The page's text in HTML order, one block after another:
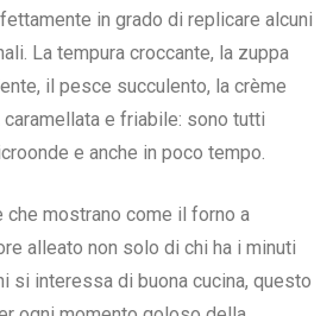
in grado di replicare alcuni
La tempura croccante, la zuppa
il pesce succulento, la crème
e friabile: sono tutti
e anche in poco tempo.
che mostrano come il forno a
alleato non solo di chi ha i minuti
si interessa di buona cucina, questo